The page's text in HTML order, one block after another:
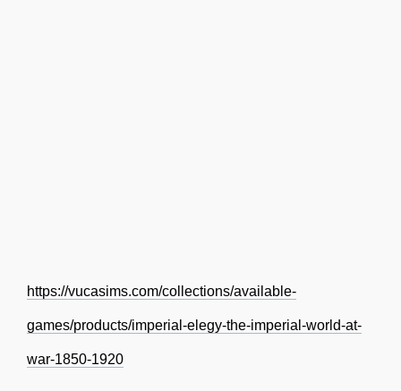
https://vucasims.com/collections/available-
games/products/imperial-elegy-the-imperial-world-at-
war-1850-1920